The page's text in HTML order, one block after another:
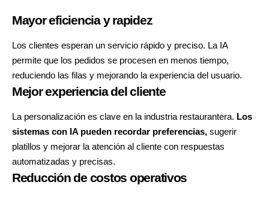
Mayor eficiencia y rapidez
Los clientes esperan un servicio rápido y preciso. La IA
permite que los pedidos se procesen en menos tiempo,
reduciendo las filas y mejorando la experiencia del usuario.
Mejor experiencia del cliente
La personalización es clave en la industria restaurantera. Los
sistemas con IA pueden recordar preferencias, sugerir
platillos y mejorar la atención al cliente con respuestas
automatizadas y precisas.
Reducción de costos operativos